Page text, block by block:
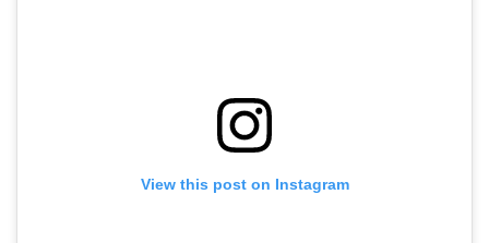
View this post on Instagram